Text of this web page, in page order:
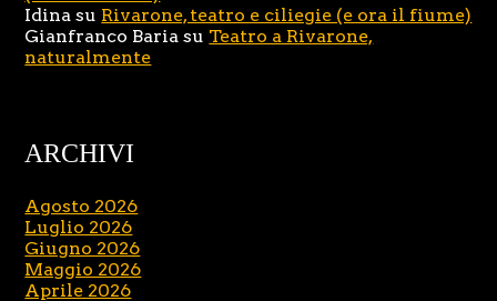
Idina su Rivarone, teatro e ciliegie (e ora il fiume)
Gianfranco Baria su Teatro a Rivarone,
naturalmente
ARCHIVI
Agosto 2026
Luglio 2026
Giugno 2026
Maggio 2026
Aprile 2026